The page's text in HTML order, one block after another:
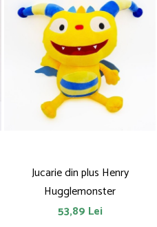
Jucarie din plus Henry
Hugglemonster
53,89 Lei